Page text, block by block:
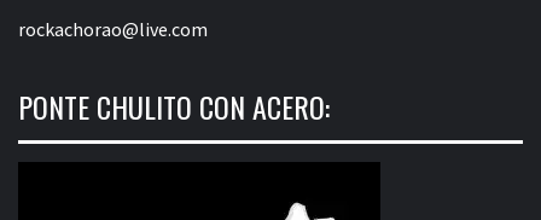
rockachorao@live.com
PONTE CHULITO CON ACERO: